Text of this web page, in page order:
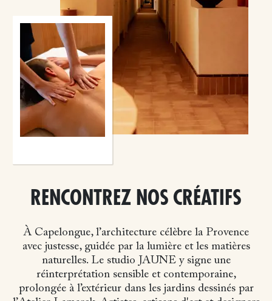
RENCONTREZ NOS CRÉATIFS
À Capelongue, l’architecture célèbre la Provence
avec justesse, guidée par la lumière et les matières
naturelles. Le studio JAUNE y signe une
réinterprétation sensible et contemporaine,
prolongée à l’extérieur dans les jardins dessinés par